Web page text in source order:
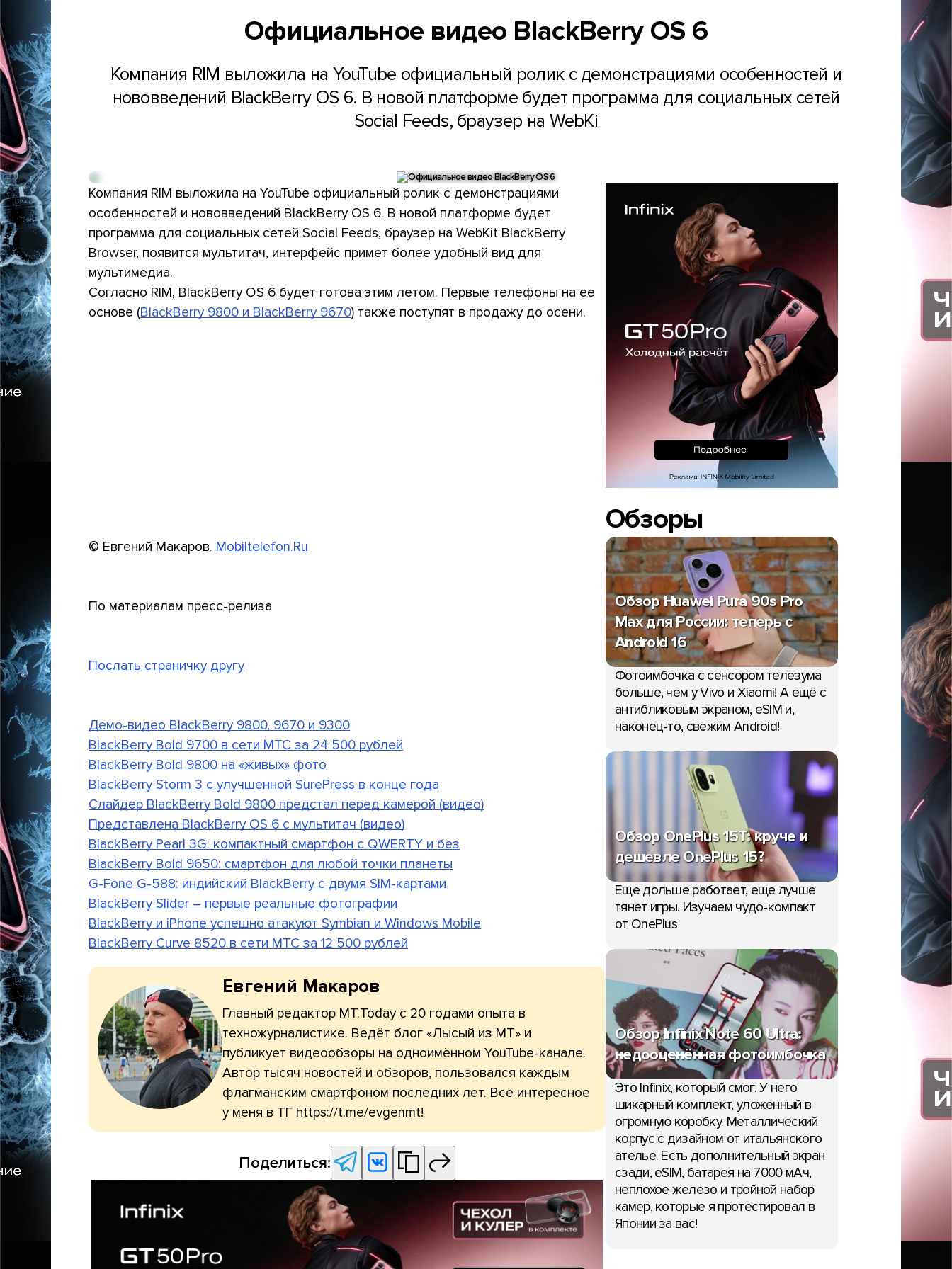
Официальное видео BlackBerry OS 6
Компания RIM выложила на YouTube официальный ролик с демонстрациями особенностей и
нововведений BlackBerry OS 6. В новой платформе будет программа для социальных сетей
Social Feeds, браузер на WebKi
Компания RIM выложила на YouTube официальный ролик с демонстрациями
особенностей и нововведений BlackBerry OS 6. В новой платформе будет
программа для социальных сетей Social Feeds, браузер на WebKit BlackBerry
Browser, появится мультитач, интерфейс примет более удобный вид для
мультимедиа.
Согласно RIM, BlackBerry OS 6 будет готова этим летом. Первые телефоны на ее
основе (BlackBerry 9800 и BlackBerry 9670) также поступят в продажу до осени.
© Евгений Макаров. Mobiltelefon.Ru
По материалам пресс-релиза
Послать страничку другу
Демо-видео BlackBerry 9800, 9670 и 9300
BlackBerry Bold 9700 в сети МТС за 24 500 рублей
BlackBerry Bold 9800 на «живых» фото
BlackBerry Storm 3 с улучшенной SurePress в конце года
Слайдер BlackBerry Bold 9800 предстал перед камерой (видео)
Представлена BlackBerry OS 6 с мультитач (видео)
BlackBerry Pearl 3G: компактный смартфон с QWERTY и без
BlackBerry Bold 9650: смартфон для любой точки планеты
G-Fone G-588: индийский BlackBerry с двумя SIM-картами
BlackBerry Slider – первые реальные фотографии
BlackBerry и iPhone успешно атакуют Symbian и Windows Mobile
BlackBerry Curve 8520 в сети МТС за 12 500 рублей
Евгений Макаров
Главный редактор МТ.Today с 20 годами опыта в
техножурналистике. Ведёт блог «Лысый из МТ» и
публикует видеообзоры на одноимённом YouTube-канале.
Автор тысяч новостей и обзоров, пользовался каждым
флагманским смартфоном последних лет. Всё интересное
у меня в ТГ https://t.me/evgenmt!
Поделиться:
Обзоры
Обзор Huawei Pura 90s Pro
Max для России: теперь с
Android 16
Фотоимбочка с сенсором телезума
больше, чем у Vivo и Xiaomi! А ещё с
антибликовым экраном, eSIM и,
наконец-то, свежим Android!
Обзор OnePlus 15T: круче и
дешевле OnePlus 15?
Еще дольше работает, еще лучше
тянет игры. Изучаем чудо-компакт
от OnePlus
Обзор Infinix Note 60 Ultra:
недооценённая фотоимбочка
Это Infinix, который смог. У него
шикарный комплект, уложенный в
огромную коробку. Металлический
корпус с дизайном от итальянского
ателье. Есть дополнительный экран
сзади, eSIM, батарея на 7000 мАч,
неплохое железо и тройной набор
камер, которые я протестировал в
Японии за вас!